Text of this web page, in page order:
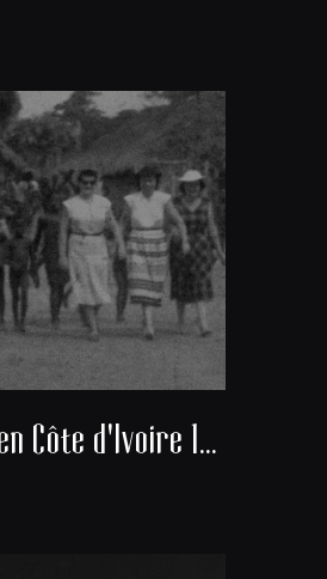
Voyage en Côte d'Ivoire 1951